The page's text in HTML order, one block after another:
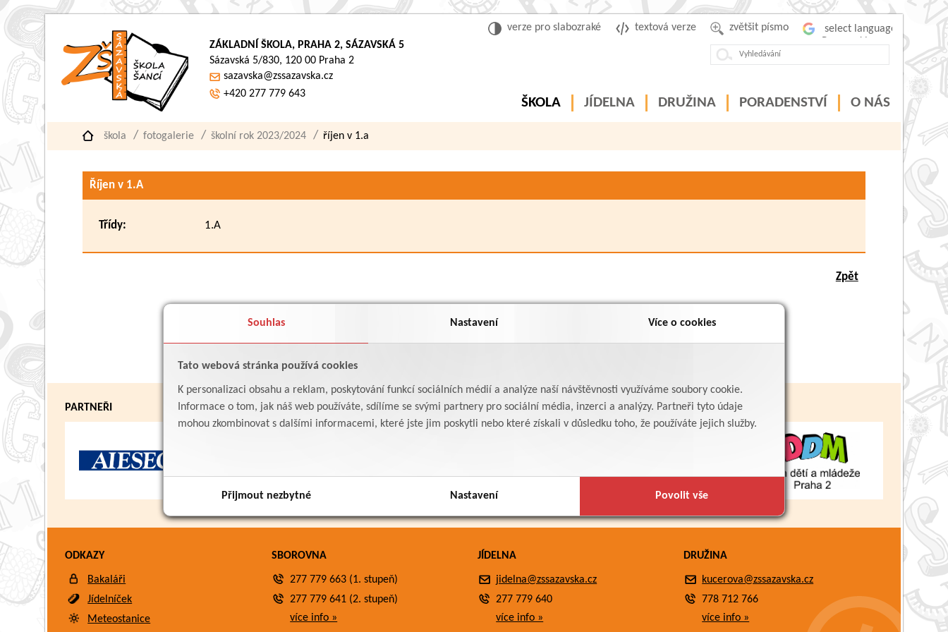
Souhlas Nastavení Více o cookies
Tato webová stránka používá cookies
K personalizaci obsahu a reklam, poskytování funkcí sociálních médií a analýze naší návštěvnosti využíváme soubory cookie.
Informace o tom, jak náš web používáte, sdílíme se svými partnery pro sociální média, inzerci a analýzy. Partneři tyto údaje
mohou zkombinovat s dalšími informacemi, které jste jim poskytli nebo které získali v důsledku toho, že používáte jejich služby.
Přijmout nezbytné Nastavení Povolit vše
zvětšit písmo
textová verze
verze pro slabozraké
ZÁKLADNÍ ŠKOLA, PRAHA 2, SÁZAVSKÁ 5
Sázavská 5/830, 120 00 Praha 2
sazavska@zssazavska.cz
+420 277 779 643
ŠKOLA JÍDELNA DRUŽINA PORADENSTVÍ O NÁS
škola fotogalerie školní rok 2023/2024 říjen v 1.a
Říjen v 1.A
Třídy: 1.A
Zpět
PARTNEŘI
ODKAZY
Bakaláři
Jídelníček
Meteostanice
SBOROVNA
277 779 663 (1. stupeň)
277 779 641 (2. stupeň)
více info »
JÍDELNA
jidelna@zssazavska.cz
277 779 640
více info »
DRUŽINA
kucerova@zssazavska.cz
778 712 766
více info »